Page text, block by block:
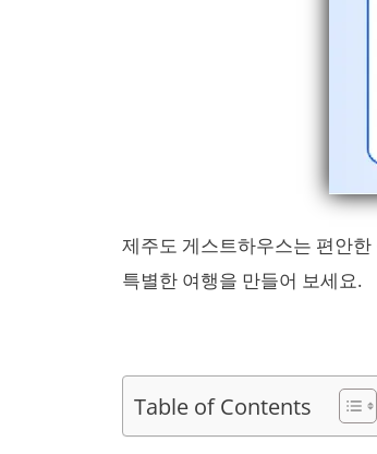
제주도 게스트하우스는 편안
특별한 여행을 만들어 보세요.
Table of Contents